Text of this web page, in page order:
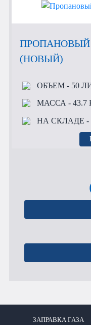
ПРОПАНОВЫЙ
(НОВЫЙ)
ОБЪЕМ- 50
МАССА- 43.7
НА СКЛАДЕ -
ЗАПРАВКА ГАЗА